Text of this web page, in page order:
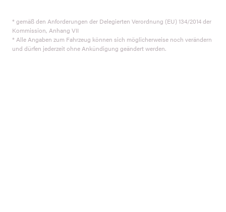
* gemäß den Anforderungen der Delegierten Verordnung (EU) 134/2014 der
Kommission, Anhang VII
* Alle Angaben zum Fahrzeug können sich möglicherweise noch verändern
und dürfen jederzeit ohne Ankündigung geändert werden.